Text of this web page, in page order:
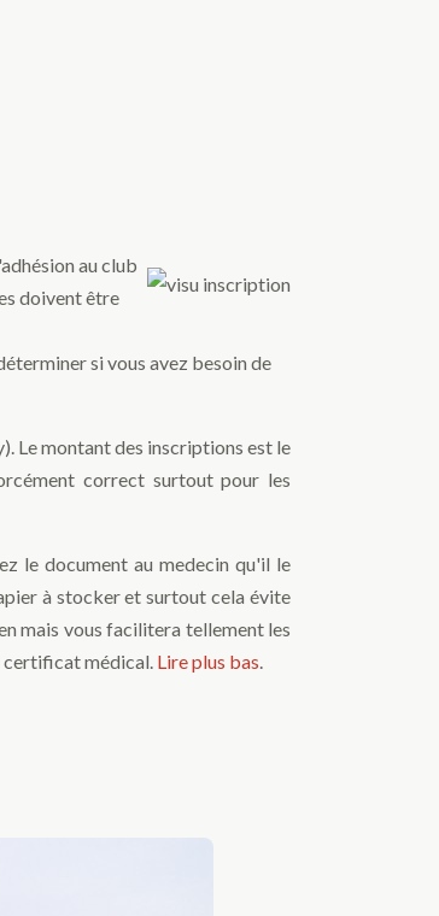
au club
doivent être
si vous avez besoin de
Le montant des inscriptions est le
correct surtout pour les
le document au medecin qu'il le
à stocker et surtout cela évite
mais vous facilitera tellement les
certificat médical. Lire plus bas.